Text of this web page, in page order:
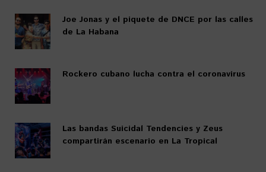
Joe Jonas y el piquete de DNCE por las calles
de La Habana
Rockero cubano lucha contra el coronavirus
Las bandas Suicidal Tendencies y Zeus
compartirán escenario en La Tropical